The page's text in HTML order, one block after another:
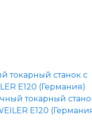
токарный станок с
E120 (Германия)